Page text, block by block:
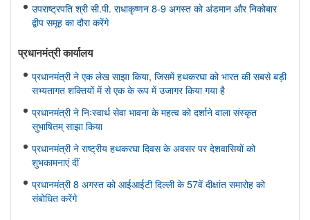
उपराष्ट्रपति श्री सी.पी. राधाकृष्णन 8-9 अगस्त को अंडमान और निकोबार
द्वीप समूह का दौरा करेंगे
प्रधानमंत्री कार्यालय
प्रधानमंत्री ने एक लेख साझा किया, जिसमें हथकरघा को भारत की सबसे बड़ी
सभ्यतागत शक्तियों में से एक के रूप में उजागर किया गया है
प्रधानमंत्री ने निःस्वार्थ सेवा भावना के महत्व को दर्शाने वाला संस्कृत
सुभाषितम् साझा किया
प्रधानमंत्री ने राष्ट्रीय हथकरघा दिवस के अवसर पर देशवासियों को
शुभकामनाएं दीं
प्रधानमंत्री 8 अगस्त को आईआईटी दिल्ली के 57वें दीक्षांत समारोह को
संबोधित करेंगे